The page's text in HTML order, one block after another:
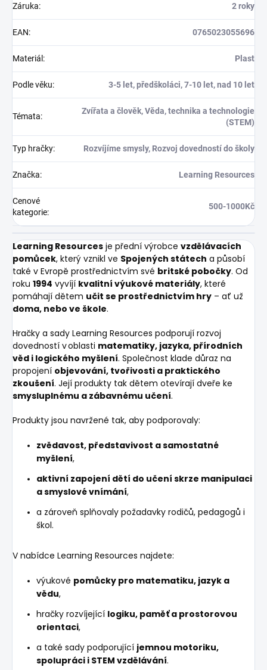
Záruka: 2 roky
EAN: 0765023055696
Materiál : Plast
Podle věku: 3-5 let, předškoláci, 7-10 let, nad 10 let
Témata:
Zvířata a člověk, Věda, technika a technologie
(STEM)
Typ hračky: Rozvíjíme smysly, Rozvoj dovedností do školy
Značka: Learning Resources
Cenové
kategorie:
500-1000Kč
Learning Resources je přední výrobce vzdělávacích
pomůcek, který vznikl ve Spojených státech a působí
také v Evropě prostřednictvím své britské pobočky. Od
roku 1994 vyvíjí kvalitní výukové materiály, které
pomáhají dětem učit se prostřednictvím hry – ať už
doma, nebo ve škole.
Hračky a sady Learning Resources podporují rozvoj
dovedností v oblasti matematiky, jazyka, přírodních
věd i logického myšlení. Společnost klade důraz na
propojení objevování, tvořivosti a praktického
zkoušení. Její produkty tak dětem otevírají dveře ke
smysluplnému a zábavnému učení.
Produkty jsou navržené tak, aby podporovaly:
zvědavost, představivost a samostatné
myšlení,
aktivní zapojení dětí do učení skrze manipulaci
a smyslové vnímání,
a zároveň splňovaly požadavky rodičů, pedagogů i
škol.
V nabídce Learning Resources najdete:
výukové pomůcky pro matematiku, jazyk a
vědu,
hračky rozvíjející logiku, paměť a prostorovou
orientaci,
a také sady podporující jemnou motoriku,
spolupráci i STEM vzdělávání.